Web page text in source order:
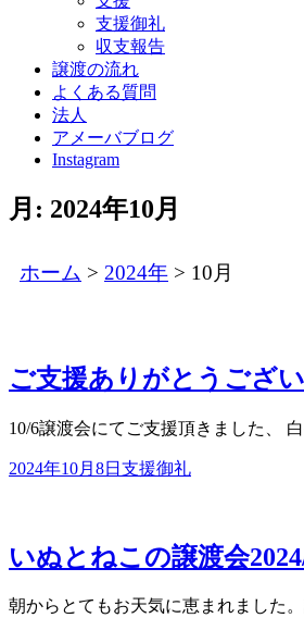
支援御礼
収支報告
譲渡の流れ
よくある質問
法人
アメーバブログ
Instagram
月: 2024年10月
ホーム > 2024年 > 10月
ご支援ありがとうござ
10/6譲渡会にてご支援頂きました、
2024年10月8日 支援御礼
いぬとねこの譲渡会
朝からとてもお天気に恵まれました